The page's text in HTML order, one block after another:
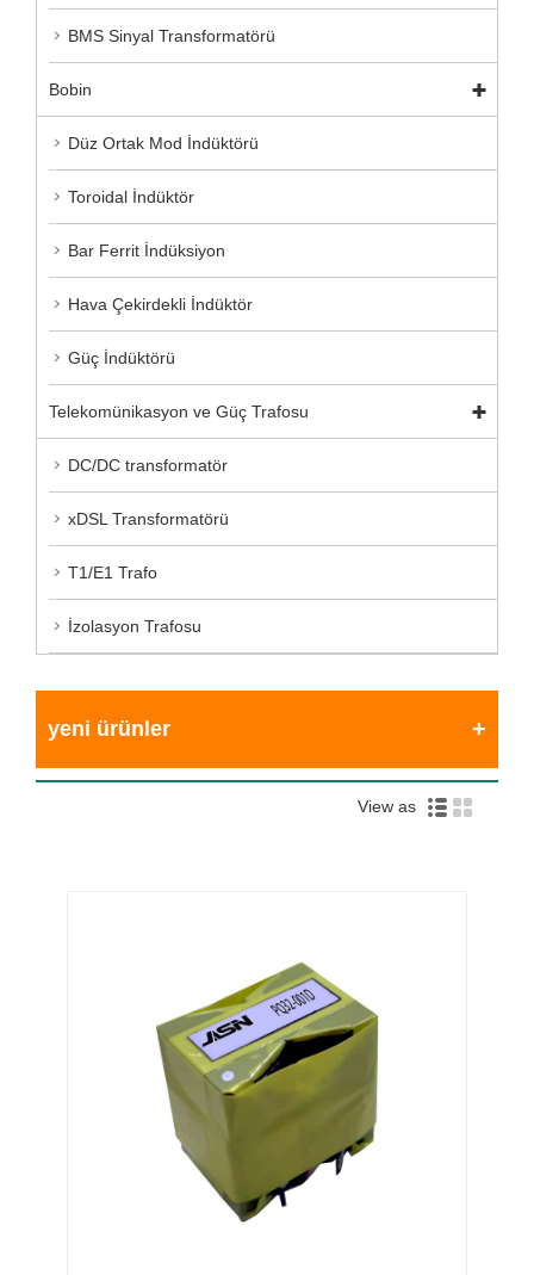
BMS Sinyal Transformatörü
Bobin
Düz Ortak Mod İndüktörü
Toroidal İndüktör
Bar Ferrit İndüksiyon
Hava Çekirdekli İndüktör
Güç İndüktörü
Telekomünikasyon ve Güç Trafosu
DC/DC transformatör
xDSL Transformatörü
T1/E1 Trafo
İzolasyon Trafosu
yeni ürünler
View as